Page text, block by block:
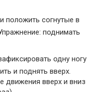
положить согнутые в
поднимать
одну ногу
и поднять вверх.
движения вверх и вниз